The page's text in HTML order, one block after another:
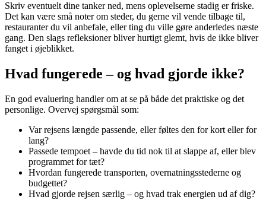
Skriv eventuelt dine tanker ned, mens oplevelserne stadig er friske.
Det kan være små noter om steder, du gerne vil vende tilbage til,
restauranter du vil anbefale, eller ting du ville gøre anderledes næste
gang. Den slags refleksioner bliver hurtigt glemt, hvis de ikke bliver
fanget i øjeblikket.
Hvad fungerede – og hvad gjorde ikke?
En god evaluering handler om at se på både det praktiske og det
personlige. Overvej spørgsmål som:
Var rejsens længde passende, eller føltes den for kort eller for
lang?
Passede tempoet – havde du tid nok til at slappe af, eller blev
programmet for tæt?
Hvordan fungerede transporten, overnatningsstederne og
budgettet?
Hvad gjorde rejsen særlig – og hvad trak energien ud af dig?